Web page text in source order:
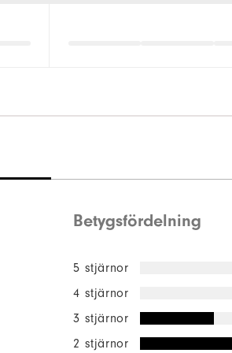
Betygsfördelning
5 stjärnor
4 stjärnor
3 stjärnor
2 stjärnor